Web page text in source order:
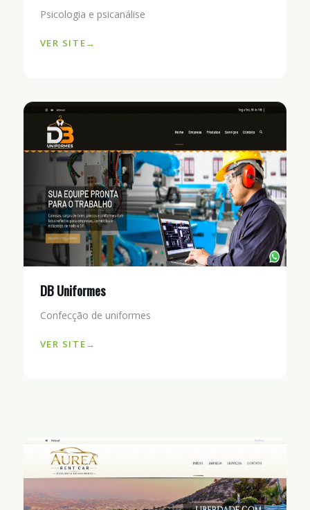
Psicologia e psicanálise
VER SITE
DB Uniformes
Confecção de uniformes
VER SITE